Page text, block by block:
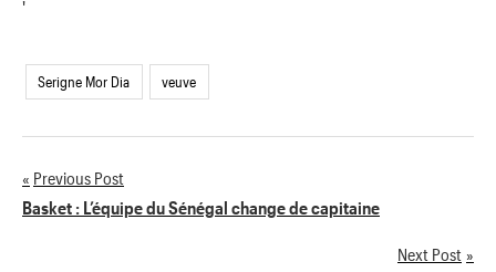
'
Serigne Mor Dia veuve
Navigation
Previous Post
Basket : L’équipe du Sénégal change de capitaine
Next Post